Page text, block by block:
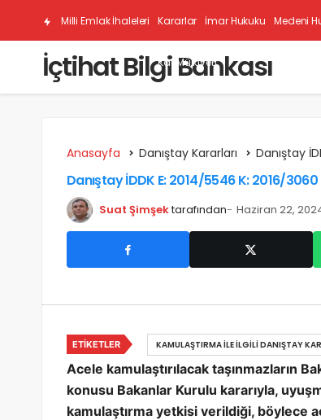
Milli Emlak İhaleleri Kararlar İmar Hukuku Medeni
Kat Mülkiyeti
İçtihat Bilgi Bankası
Anasayfa Danıştay Kararları Danıştay
Danıştay İDDK E: 2014/5546 K: 2016/3060
Suat Şimşektarafından Haziran 22,
Acele kamulaştırılacak taşınmazların
konusu Bakanlar Kurulu kararıyla,
kamulaştırma yetkisi verildiği, böylece
ETIKETLER KAMULAŞTIRMA İLE İLGILI DANIŞTAY